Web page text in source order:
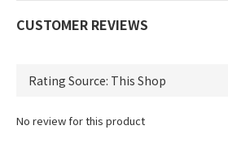
CUSTOMER REVIEWS
No review for this product